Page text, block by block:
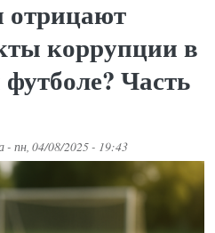
отрицают
коррупции в
Часть
- пн, 04/08/2025 - 19:43